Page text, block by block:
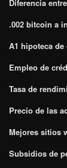
Diferencia
.002 bitcoin a
A1 hipoteca
Empleo de
Tasa de
Precio de las
Mejores sitios
Subsidios de